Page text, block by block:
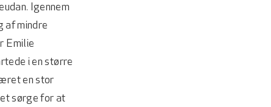
Igennem
af mindre
Emilie
i en større
en stor
sørge for at